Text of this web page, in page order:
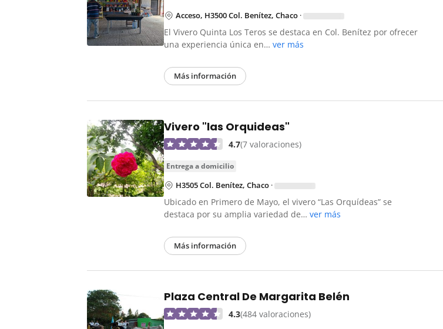
Acceso, H3500 Col. Benítez, Chaco ·
El Vivero Quinta Los Teros se destaca en Col. Benítez por ofrecer
una experiencia única en…ver más
Más información
Vivero "las Orquideas"
4.7(7 valoraciones)
entrega a domicilio
H3505 Col. Benítez, Chaco ·
Ubicado en Primero de Mayo, el vivero “Las Orquídeas” se
destaca por su amplia variedad de…ver más
Más información
Plaza Central De Margarita Belén
4.3(484 valoraciones)